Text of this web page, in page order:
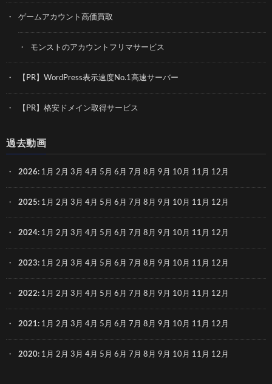
ゲームアカウント高価買取
モンストのアカウントフリマサービス
【PR】WordPress表示速度No.1高速サーバー
【PR】格安ドメイン取得サービス
過去動画
2026: 1月 2月 3月 4月 5月 6月 7月 8月 9月 10月 11月 12月
2025: 1月 2月 3月 4月 5月 6月 7月 8月 9月 10月 11月 12月
2024: 1月 2月 3月 4月 5月 6月 7月 8月 9月 10月 11月 12月
2023: 1月 2月 3月 4月 5月 6月 7月 8月 9月 10月 11月 12月
2022: 1月 2月 3月 4月 5月 6月 7月 8月 9月 10月 11月 12月
2021: 1月 2月 3月 4月 5月 6月 7月 8月 9月 10月 11月 12月
2020: 1月 2月 3月 4月 5月 6月 7月 8月 9月 10月 11月 12月